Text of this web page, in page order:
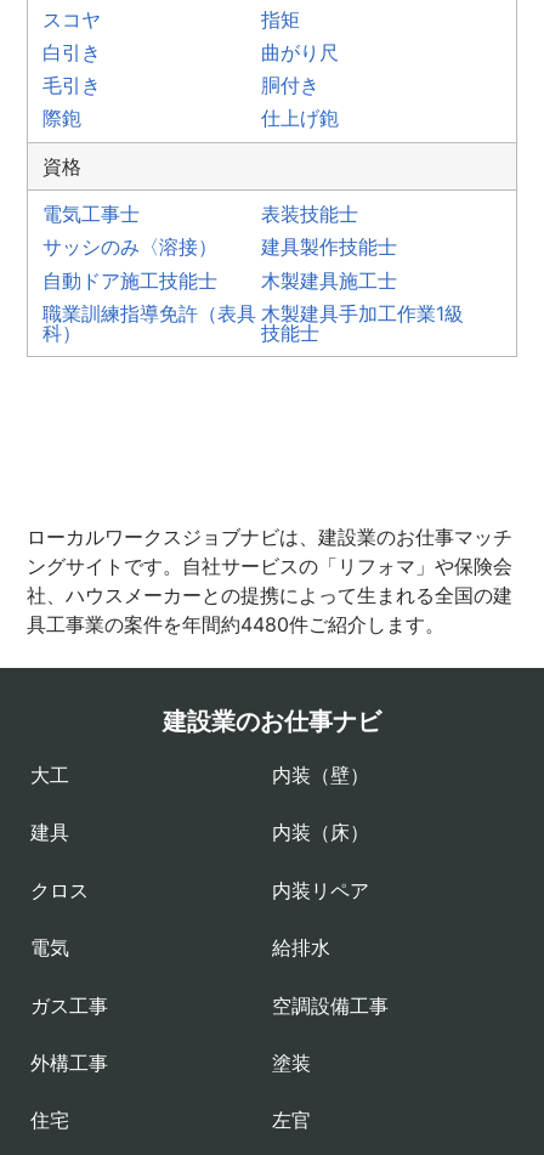
スコヤ
指矩
白引き
曲がり尺
毛引き
胴付き
際鉋
仕上げ鉋
資格
電気工事士
表装技能士
サッシのみ〈溶接）
建具製作技能士
自動ドア施工技能士
木製建具施工士
職業訓練指導免許（表具
科）
木製建具手加工作業1級
技能士
ローカルワークスジョブナビは、建設業のお仕事マッチ
ングサイトです。自社サービスの「リフォマ」や保険会
社、ハウスメーカーとの提携によって生まれる全国の建
具工事業の案件を年間約4480件ご紹介します。
建設業のお仕事ナビ
大工 内装（壁）
建具 内装（床）
クロス 内装リペア
電気 給排水
ガス工事 空調設備工事
外構工事 塗装
住宅 左官